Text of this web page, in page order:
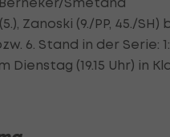
Zanoski (9./PP, 45./
6. Stand in der Serie:
Dienstag (19.15 Uhr) in